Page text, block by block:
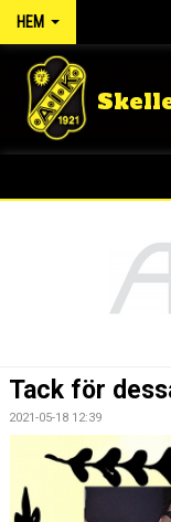
HEM
DOKUMENT
GULDLOPPET
MINIORLANDSLAGET
Tack för
2021-05-18 12:39